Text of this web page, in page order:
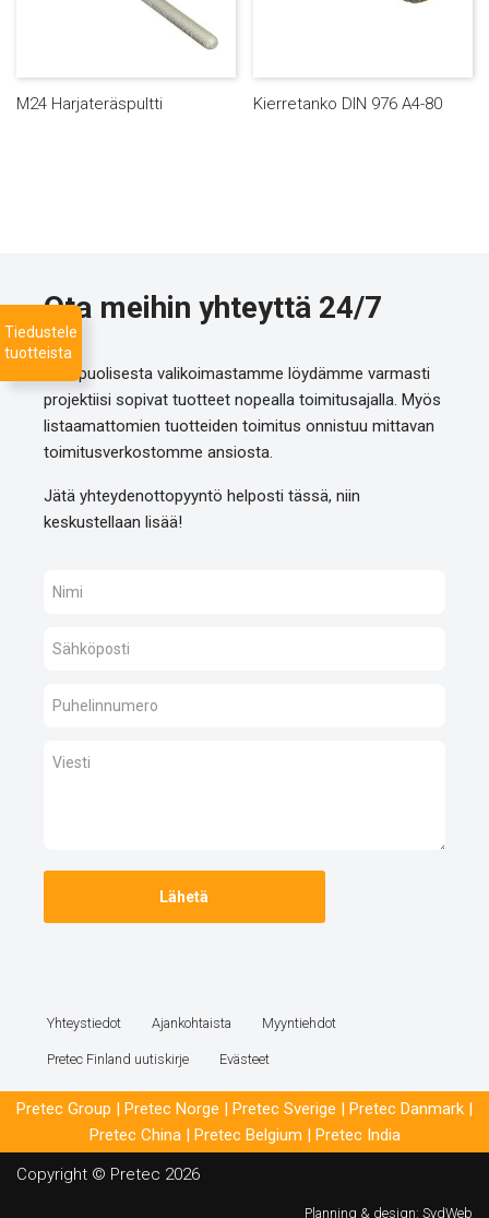
M24 Harjateräspultti Kierretanko DIN 976 A4-80
Ota meihin yhteyttä 24/7
Monipuolisesta valikoimastamme löydämme varmasti
projektiisi sopivat tuotteet nopealla toimitusajalla. Myös
listaamattomien tuotteiden toimitus onnistuu mittavan
toimitusverkostomme ansiosta.
Jätä yhteydenottopyyntö helposti tässä, niin
keskustellaan lisää!
Tiedustele
tuotteista
Yhteystiedot Ajankohtaista Myyntiehdot
Pretec Finland uutiskirje Evästeet
Pretec Group | Pretec Norge | Pretec Sverige | Pretec Danmark |
Pretec China| Pretec Belgium | Pretec India
Copyright © Pretec 2026
Planning & design: SydWeb